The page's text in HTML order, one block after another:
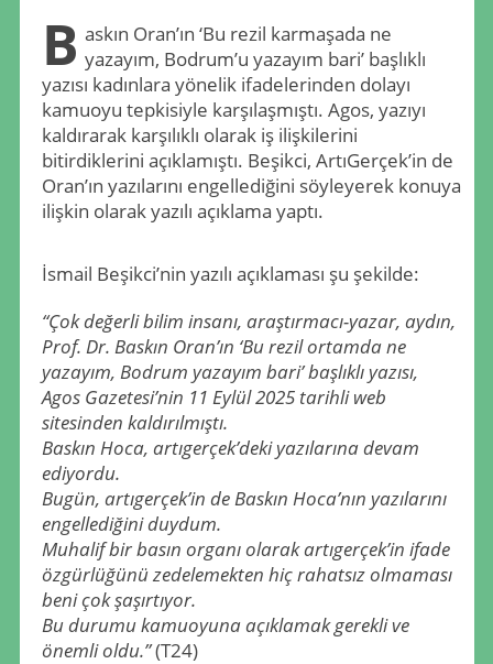
B askın Oran’ın ‘Bu rezil karmaşada ne
yazayım, Bodrum’u yazayım bari’ başlıklı
yazısı kadınlara yönelik ifadelerinden dolayı
kamuoyu tepkisiyle karşılaşmıştı. Agos, yazıyı
kaldırarak karşılıklı olarak iş ilişkilerini
bitirdiklerini açıklamıştı. Beşikci, ArtıGerçek’in de
Oran’ın yazılarını engellediğini söyleyerek konuya
ilişkin olarak yazılı açıklama yaptı.
İsmail Beşikci’nin yazılı açıklaması şu şekilde:
“Çok değerli bilim insanı, araştırmacı-yazar, aydın,
Prof. Dr. Baskın Oran’ın ‘Bu rezil ortamda ne
yazayım, Bodrum yazayım bari’ başlıklı yazısı,
Agos Gazetesi’nin 11 Eylül 2025 tarihli web
sitesinden kaldırılmıştı.
Baskın Hoca, artıgerçek’deki yazılarına devam
ediyordu.
Bugün, artıgerçek’in de Baskın Hoca’nın yazılarını
engellediğini duydum.
Muhalif bir basın organı olarak artıgerçek’in ifade
özgürlüğünü zedelemekten hiç rahatsız olmaması
beni çok şaşırtıyor.
Bu durumu kamuoyuna açıklamak gerekli ve
önemli oldu.”(T24)